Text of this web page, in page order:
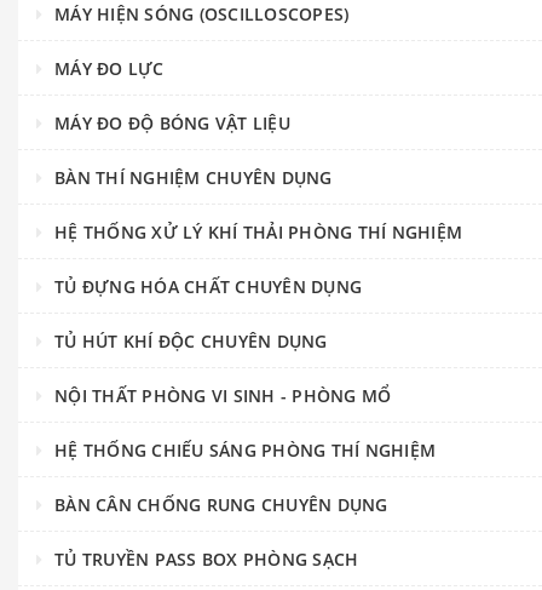
MÁY HIỆN SÓNG (OSCILLOSCOPES)
MÁY ĐO LỰC
MÁY ĐO ĐỘ BÓNG VẬT LIỆU
BÀN THÍ NGHIỆM CHUYÊN DỤNG
HỆ THỐNG XỬ LÝ KHÍ THẢI PHÒNG THÍ NGHIỆM
TỦ ĐỰNG HÓA CHẤT CHUYÊN DỤNG
TỦ HÚT KHÍ ĐỘC CHUYÊN DỤNG
NỘI THẤT PHÒNG VI SINH - PHÒNG MỔ
HỆ THỐNG CHIẾU SÁNG PHÒNG THÍ NGHIỆM
BÀN CÂN CHỐNG RUNG CHUYÊN DỤNG
TỦ TRUYỀN PASS BOX PHÒNG SẠCH